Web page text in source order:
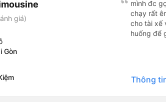
tôi hỏi
Họ có
cho xem
đúng nơi.
giá)
Gòn
mình đc
chạy rất
cho tài xế
huống để
Thông